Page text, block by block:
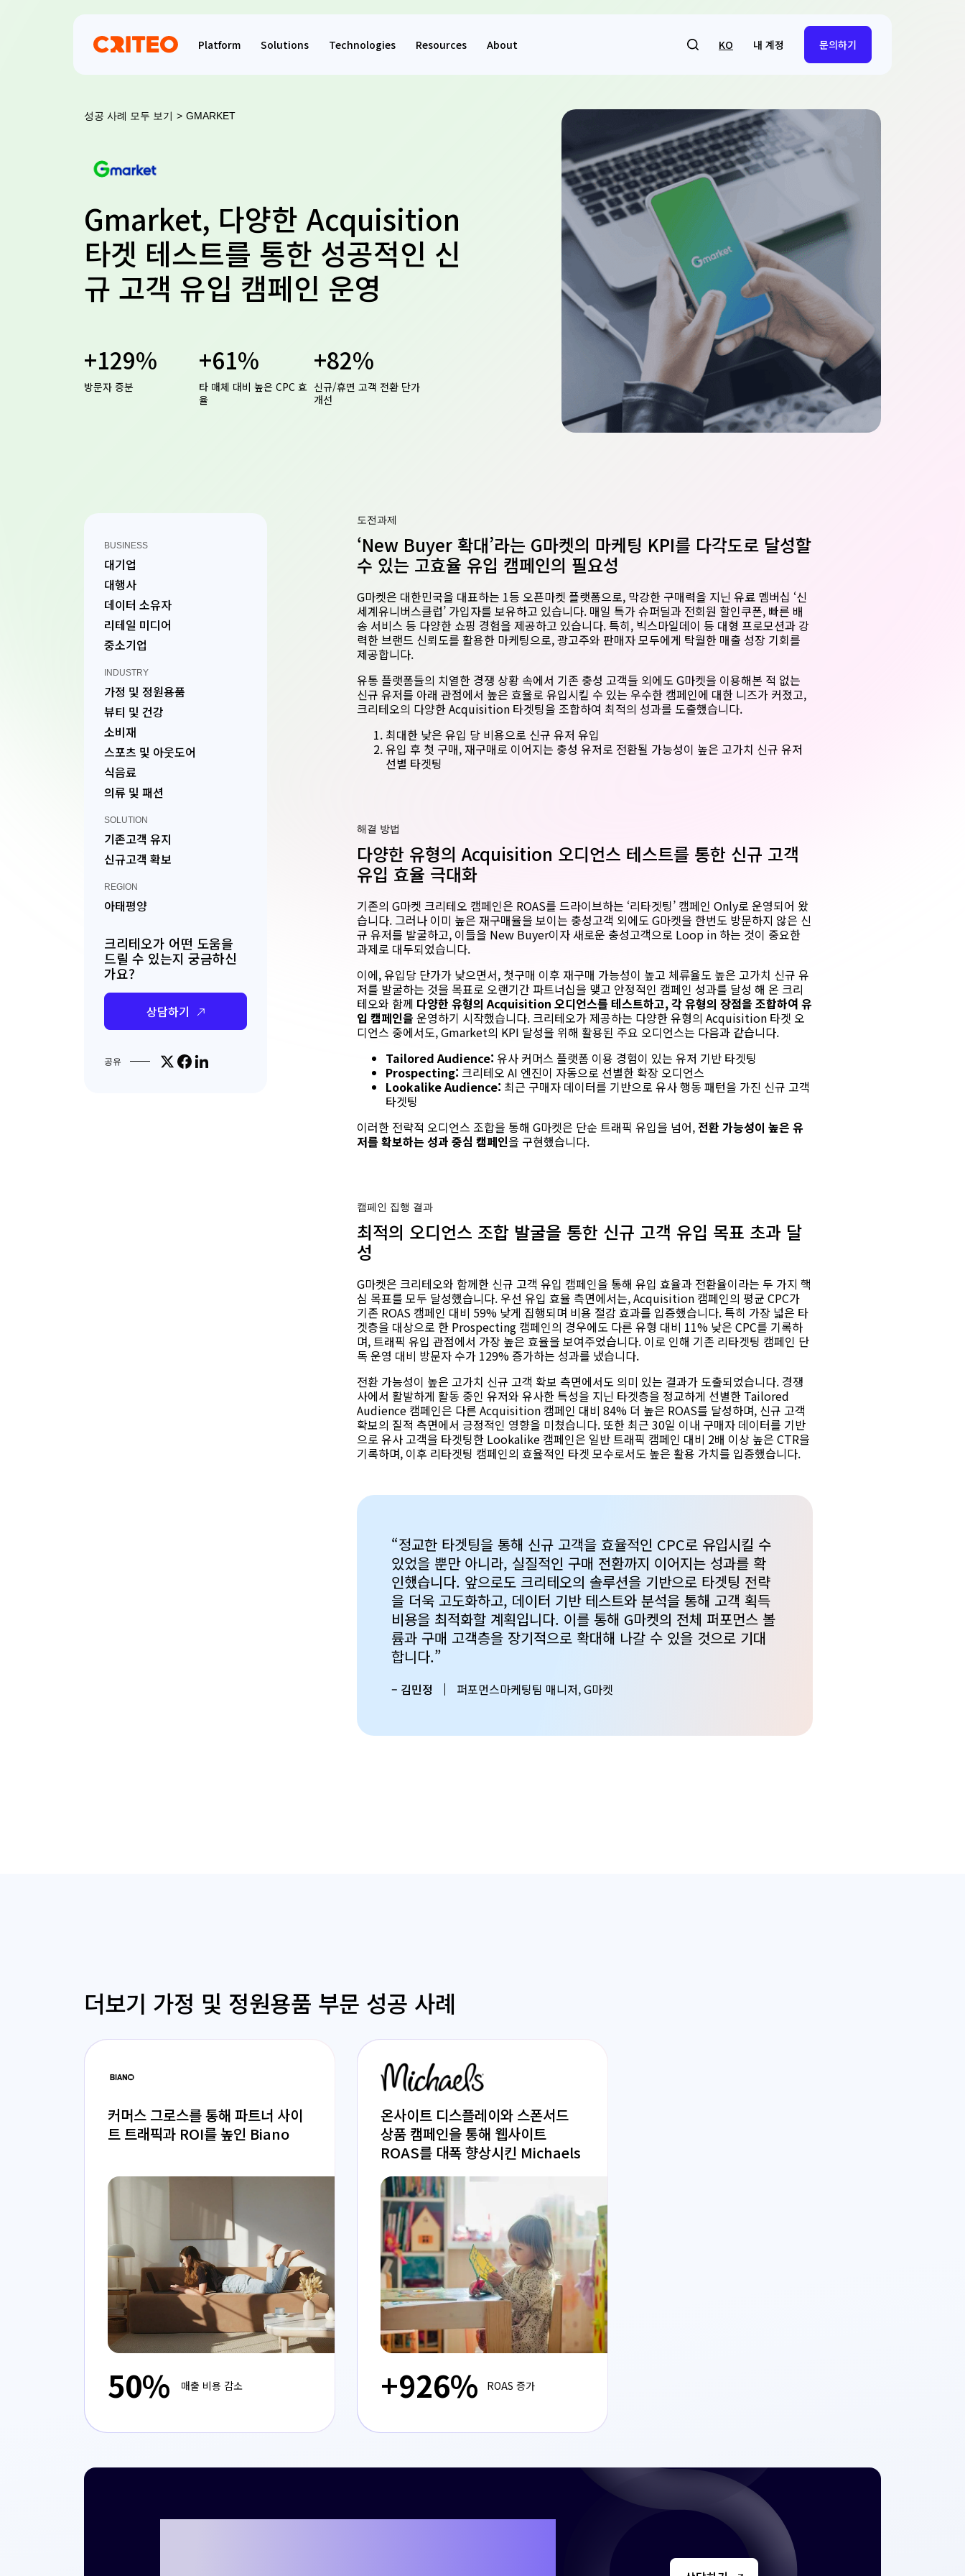
Platform Solutions Technologies Resources About KO 내 계정 문의하기
성공 사례 모두 보기 > GMARKET
Gmarket, 다양한 Acquisition
타겟 테스트를 통한 성공적인 신
규 고객 유입 캠페인 운영
+129%
방문자 증분
+61%
타 매체 대비 높은 CPC 효
율
+82%
신규/휴면 고객 전환 단가
개선
BUSINESS
대기업
대행사
데이터 소유자
리테일 미디어
중소기업
INDUSTRY
가정 및 정원용품
뷰티 및 건강
소비재
스포츠 및 아웃도어
식음료
의류 및 패션
SOLUTION
기존고객 유지
신규고객 확보
REGION
아태평양
크리테오가 어떤 도움을
드릴 수 있는지 궁금하신
가요?
상담하기
공유 Share on X
Share on Facebook
Share on LinkedIn
도전과제
‘New Buyer 확대’라는 G마켓의 마케팅 KPI를 다각도로 달성할
수 있는 고효율 유입 캠페인의 필요성
G마켓은 대한민국을 대표하는 1등 오픈마켓 플랫폼으로, 막강한 구매력을 지닌 유료 멤버십 ‘신
세계유니버스클럽’ 가입자를 보유하고 있습니다. 매일 특가 슈퍼딜과 전회원 할인쿠폰, 빠른 배
송 서비스 등 다양한 쇼핑 경험을 제공하고 있습니다. 특히, 빅스마일데이 등 대형 프로모션과 강
력한 브랜드 신뢰도를 활용한 마케팅으로, 광고주와 판매자 모두에게 탁월한 매출 성장 기회를
제공합니다.
유통 플랫폼들의 치열한 경쟁 상황 속에서 기존 충성 고객들 외에도 G마켓을 이용해본 적 없는
신규 유저를 아래 관점에서 높은 효율로 유입시킬 수 있는 우수한 캠페인에 대한 니즈가 커졌고,
크리테오의 다양한 Acquisition 타겟팅을 조합하여 최적의 성과를 도출했습니다.
최대한 낮은 유입 당 비용으로 신규 유저 유입
유입 후 첫 구매, 재구매로 이어지는 충성 유저로 전환될 가능성이 높은 고가치 신규 유저
선별 타겟팅
해결 방법
다양한 유형의 Acquisition 오디언스 테스트를 통한 신규 고객
유입 효율 극대화
기존의 G마켓 크리테오 캠페인은 ROAS를 드라이브하는 ‘리타겟팅’ 캠페인 Only로 운영되어 왔
습니다. 그러나 이미 높은 재구매율을 보이는 충성고객 외에도 G마켓을 한번도 방문하지 않은 신
규 유저를 발굴하고, 이들을 New Buyer이자 새로운 충성고객으로 Loop in 하는 것이 중요한
과제로 대두되었습니다.
이에, 유입당 단가가 낮으면서, 첫구매 이후 재구매 가능성이 높고 체류율도 높은 고가치 신규 유
저를 발굴하는 것을 목표로 오랜기간 파트너십을 맺고 안정적인 캠페인 성과를 달성 해 온 크리
테오와 함께 다양한 유형의 Acquisition 오디언스를 테스트하고, 각 유형의 장점을 조합하여 유
입 캠페인을 운영하기 시작했습니다. 크리테오가 제공하는 다양한 유형의 Acquisition 타겟 오
디언스 중에서도, Gmarket의 KPI 달성을 위해 활용된 주요 오디언스는 다음과 같습니다.
Tailored Audience: 유사 커머스 플랫폼 이용 경험이 있는 유저 기반 타겟팅
Prospecting: 크리테오 AI 엔진이 자동으로 선별한 확장 오디언스
Lookalike Audience: 최근 구매자 데이터를 기반으로 유사 행동 패턴을 가진 신규 고객
타겟팅
이러한 전략적 오디언스 조합을 통해 G마켓은 단순 트래픽 유입을 넘어,전환 가능성이 높은 유
저를 확보하는 성과 중심 캠페인을 구현했습니다.
캠페인 집행 결과
최적의 오디언스 조합 발굴을 통한 신규 고객 유입 목표 초과 달
성
G마켓은 크리테오와 함께한 신규 고객 유입 캠페인을 통해 유입 효율과 전환율이라는 두 가지 핵
심 목표를 모두 달성했습니다. 우선 유입 효율 측면에서는, Acquisition 캠페인의 평균 CPC가
기존 ROAS 캠페인 대비 59% 낮게 집행되며 비용 절감 효과를 입증했습니다. 특히 가장 넓은 타
겟층을 대상으로 한 Prospecting 캠페인의 경우에도 다른 유형 대비 11% 낮은 CPC를 기록하
며, 트래픽 유입 관점에서 가장 높은 효율을 보여주었습니다. 이로 인해 기존 리타겟팅 캠페인 단
독 운영 대비 방문자 수가 129% 증가하는 성과를 냈습니다.
전환 가능성이 높은 고가치 신규 고객 확보 측면에서도 의미 있는 결과가 도출되었습니다. 경쟁
사에서 활발하게 활동 중인 유저와 유사한 특성을 지닌 타겟층을 정교하게 선별한 Tailored
Audience 캠페인은 다른 Acquisition 캠페인 대비 84% 더 높은 ROAS를 달성하며, 신규 고객
확보의 질적 측면에서 긍정적인 영향을 미쳤습니다. 또한 최근 30일 이내 구매자 데이터를 기반
으로 유사 고객을 타겟팅한 Lookalike 캠페인은 일반 트래픽 캠페인 대비 2배 이상 높은 CTR을
기록하며, 이후 리타겟팅 캠페인의 효율적인 타겟 모수로서도 높은 활용 가치를 입증했습니다.
“정교한 타겟팅을 통해 신규 고객을 효율적인 CPC로 유입시킬 수
있었을 뿐만 아니라, 실질적인 구매 전환까지 이어지는 성과를 확
인했습니다. 앞으로도 크리테오의 솔루션을 기반으로 타겟팅 전략
을 더욱 고도화하고, 데이터 기반 테스트와 분석을 통해 고객 획득
비용을 최적화할 계획입니다. 이를 통해 G마켓의 전체 퍼포먼스 볼
륨과 구매 고객층을 장기적으로 확대해 나갈 수 있을 것으로 기대
합니다.”
– 김민정 퍼포먼스마케팅팀 매니저, G마켓
더보기 가정 및 정원용품 부문 성공 사례
커머스 그로스를 통해 파트너 사이
트 트래픽과 ROI를 높인 Biano
50% 매출 비용 감소
온사이트 디스플레이와 스폰서드
상품 캠페인을 통해 웹사이트
ROAS를 대폭 향상시킨 Michaels
+926%​ ROAS 증가